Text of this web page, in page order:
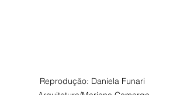
Reprodução: Daniela Funari